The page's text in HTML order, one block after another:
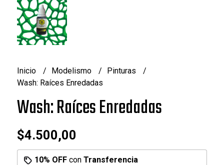
Inicio Modelismo
Pinturas
Wash: Raíces Enredadas
Wash: Raíces Enredadas
$4.500,00
10% OFFcon Transferencia